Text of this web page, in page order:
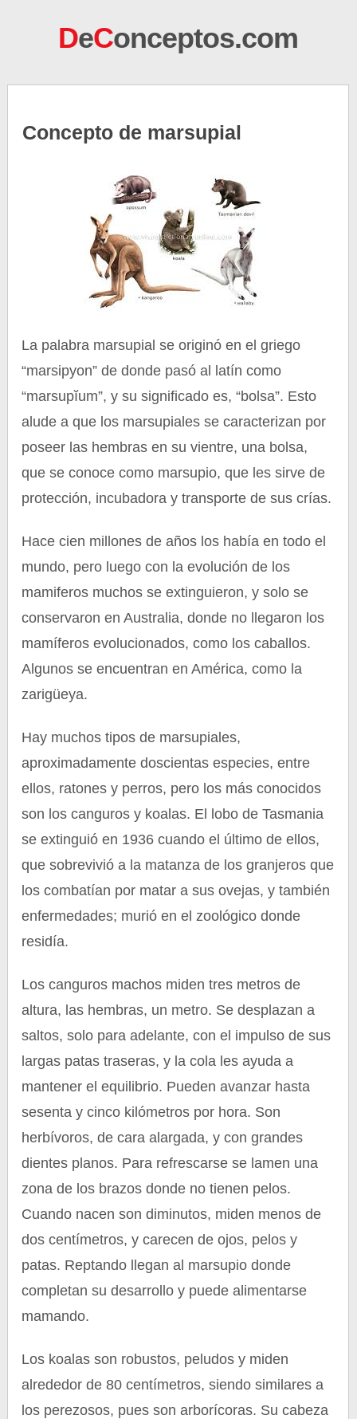
DeConceptos.com
Concepto de marsupial
La palabra marsupial se originó en el griego
“marsipyon” de donde pasó al latín como
“marsupĭum”, y su significado es, “bolsa”. Esto
alude a que los marsupiales se caracterizan por
poseer las hembras en su vientre, una bolsa,
que se conoce como marsupio, que les sirve de
protección, incubadora y transporte de sus crías.
Hace cien millones de años los había en todo el
mundo, pero luego con la evolución de los
mamiferos muchos se extinguieron, y solo se
conservaron en Australia, donde no llegaron los
mamíferos evolucionados, como los caballos.
Algunos se encuentran en América, como la
zarigüeya.
Hay muchos tipos de marsupiales,
aproximadamente doscientas especies, entre
ellos, ratones y perros, pero los más conocidos
son los canguros y koalas. El lobo de Tasmania
se extinguió en 1936 cuando el último de ellos,
que sobrevivió a la matanza de los granjeros que
los combatían por matar a sus ovejas, y también
enfermedades; murió en el zoológico donde
residía.
Los canguros machos miden tres metros de
altura, las hembras, un metro. Se desplazan a
saltos, solo para adelante, con el impulso de sus
largas patas traseras, y la cola les ayuda a
mantener el equilibrio. Pueden avanzar hasta
sesenta y cinco kilómetros por hora. Son
herbívoros, de cara alargada, y con grandes
dientes planos. Para refrescarse se lamen una
zona de los brazos donde no tienen pelos.
Cuando nacen son diminutos, miden menos de
dos centímetros, y carecen de ojos, pelos y
patas. Reptando llegan al marsupio donde
completan su desarrollo y puede alimentarse
mamando.
Los koalas son robustos, peludos y miden
alrededor de 80 centímetros, siendo similares a
los perezosos, pues son arborícoras. Su cabeza